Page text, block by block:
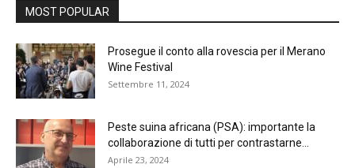
MOST POPULAR
Prosegue il conto alla rovescia per il Merano
Wine Festival
Settembre 11, 2024
Peste suina africana (PSA): importante la
collaborazione di tutti per contrastarne...
Aprile 23, 2024